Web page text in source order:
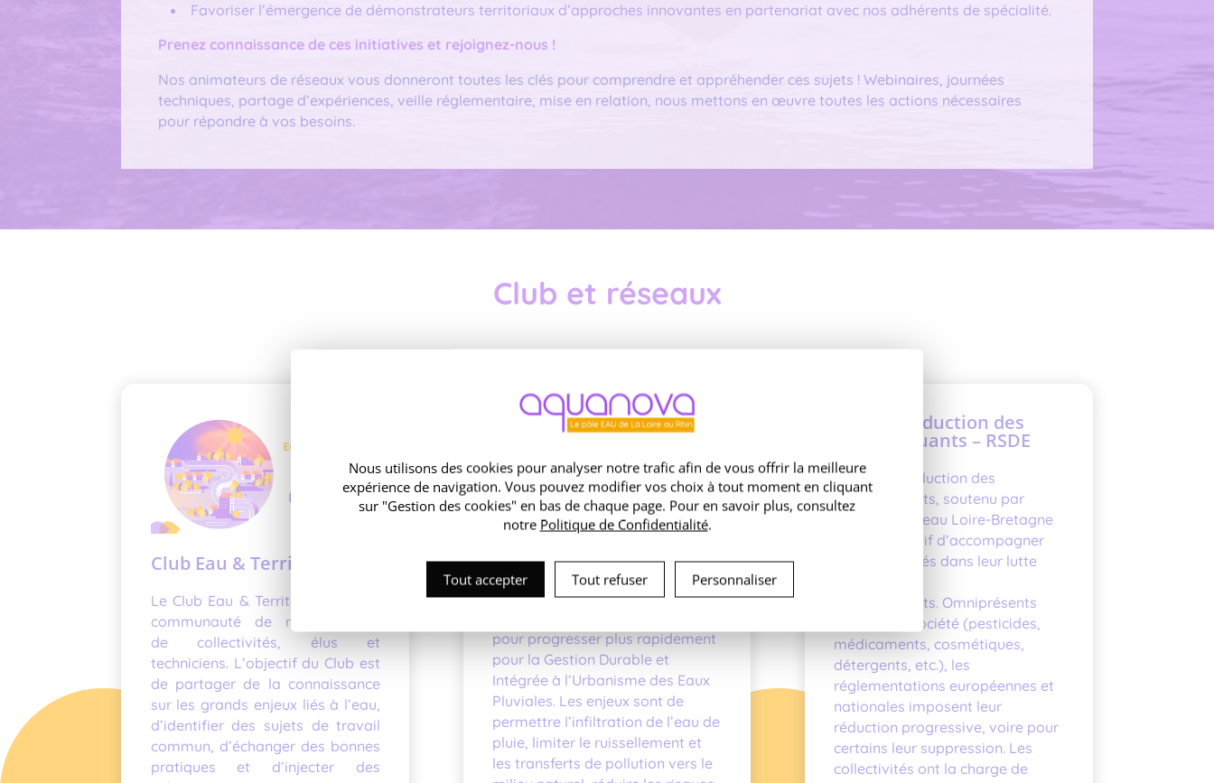
Favoriser l’émergence de démonstrateurs territoriaux d’approches innovantes en partenariat avec nos adhérents de spécialité.
Prenez connaissance de ces initiatives et rejoignez-nous !
Nos animateurs de réseaux vous donneront toutes les clés pour comprendre et appréhender ces sujets ! Webinaires, journées
techniques, partage d’expériences, veille réglementaire, mise en relation, nous mettons en œuvre toutes les actions nécessaires
pour répondre à vos besoins.
Club et réseaux
Club Eau & Territoires
Le Club Eau & Territoires est une
communauté de représentants
de collectivités, élus et
techniciens. L’objectif du Club est
de partager de la connaissance
sur les grands enjeux liés à l’eau,
d’identifier des sujets de travail
commun, d’échanger des bonnes
pratiques et d’injecter des
Réseau Gestion Durable
et Intégrée à l’Urbanisme
des Eaux Pluviales –
GDIEP
Le réseau de collectivités GDIEP,
soutenu par l’agence de l’eau
l’objectif de travailler en réseau,
de partager leurs expériences, de
pour progresser plus rapidement
pour la Gestion Durable et
Intégrée à l’Urbanisme des Eaux
Pluviales. Les enjeux sont de
permettre l’infiltration de l’eau de
pluie, limiter le ruissellement et
les transferts de pollution vers le
Réseau réduction des
micropolluants – RSDE
Le réseau réduction des
micropolluants, soutenu par
l’agence de l’eau Loire-Bretagne
a pour objectif d’accompagner
les collectivités dans leur lutte
micropolluants. Omniprésents
dans notre société (pesticides,
médicaments, cosmétiques,
détergents, etc.), les
réglementations européennes et
nationales imposent leur
réduction progressive, voire pour
certains leur suppression. Les
collectivités ont la charge de
Nous utilisons des cookies pour analyser notre trafic afin de vous offrir la meilleure
expérience de navigation. Vous pouvez modifier vos choix à tout moment en cliquant
sur "Gestion des cookies" en bas de chaque page. Pour en savoir plus, consultez
notre Politique de Confidentialité.
Tout accepter Tout refuser Personnaliser